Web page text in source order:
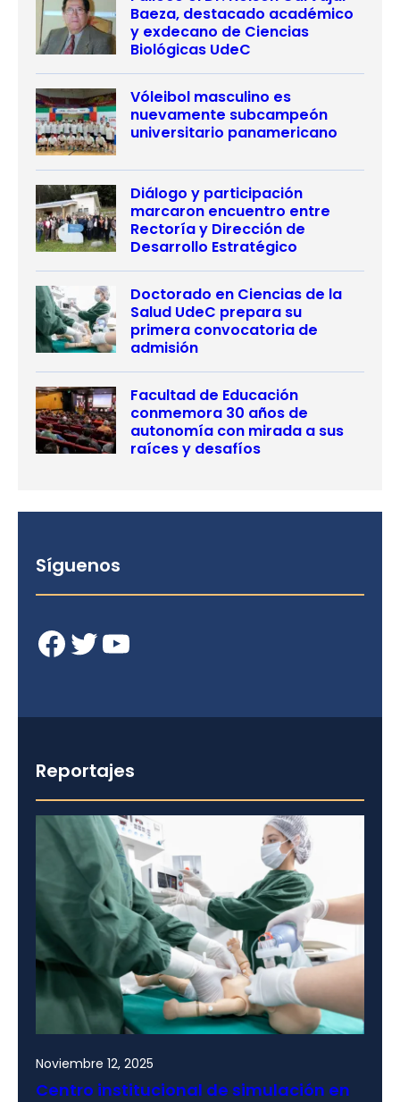
Baeza, destacado académico
y exdecano de Ciencias
Biológicas UdeC
Vóleibol masculino es
nuevamente subcampeón
universitario panamericano
Diálogo y participación
marcaron encuentro entre
Rectoría y Dirección de
Desarrollo Estratégico
Doctorado en Ciencias de la
Salud UdeC prepara su
primera convocatoria de
admisión
Facultad de Educación
conmemora 30 años de
autonomía con mirada a sus
raíces y desafíos
Síguenos
Facebook Twitter YouTube
Reportajes
Noviembre 12, 2025
Centro institucional de simulación en